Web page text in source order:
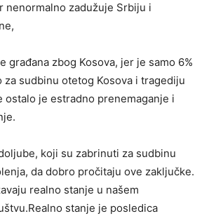
nenormalno zadužuje Srbiju i
građana zbog Kosova, jer je samo 6%
za sudbinu otetog Kosova i tragediju
ostalo je estradno prenemaganje i
koji su zabrinuti za sudbinu
da dobro pročitaju ove zaključke.
realno stanje u našem
stanje je posledica